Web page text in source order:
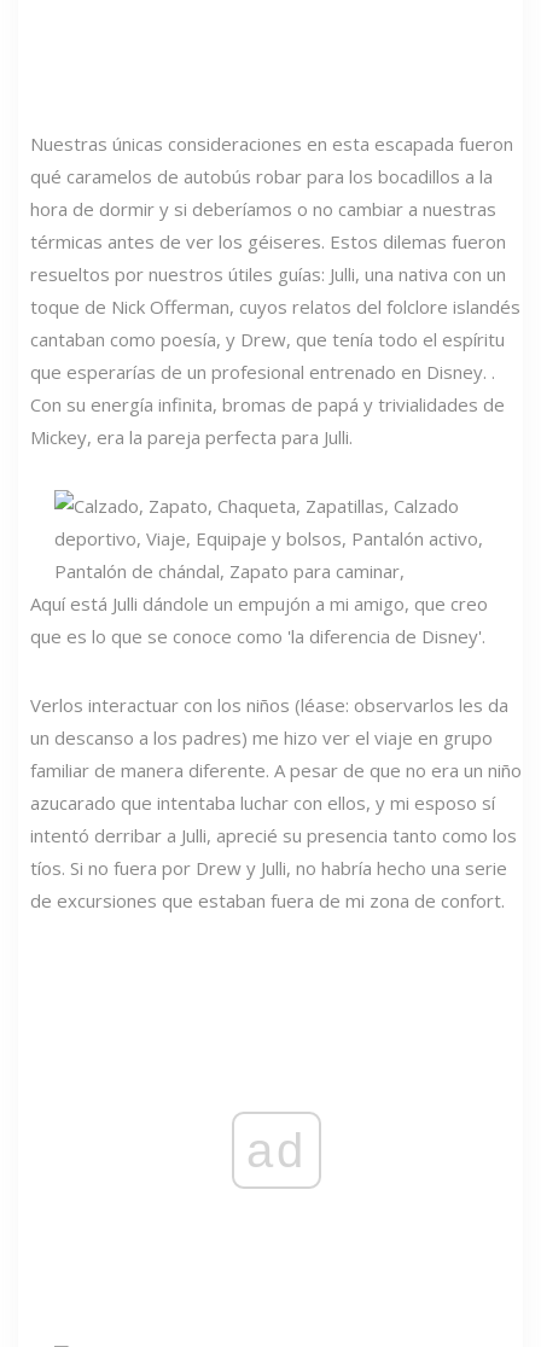
Nuestras únicas consideraciones en esta escapada fueron
qué caramelos de autobús robar para los bocadillos a la
hora de dormir y si deberíamos o no cambiar a nuestras
térmicas antes de ver los géiseres. Estos dilemas fueron
resueltos por nuestros útiles guías: Julli, una nativa con un
toque de Nick Offerman, cuyos relatos del folclore islandés
cantaban como poesía, y Drew, que tenía todo el espíritu
que esperarías de un profesional entrenado en Disney. .
Con su energía infinita, bromas de papá y trivialidades de
Mickey, era la pareja perfecta para Julli.
Aquí está Julli dándole un empujón a mi amigo, que creo
que es lo que se conoce como 'la diferencia de Disney'.
Verlos interactuar con los niños (léase: observarlos les da
un descanso a los padres) me hizo ver el viaje en grupo
familiar de manera diferente. A pesar de que no era un niño
azucarado que intentaba luchar con ellos, y mi esposo sí
intentó derribar a Julli, aprecié su presencia tanto como los
tíos. Si no fuera por Drew y Julli, no habría hecho una serie
de excursiones que estaban fuera de mi zona de confort.
ad